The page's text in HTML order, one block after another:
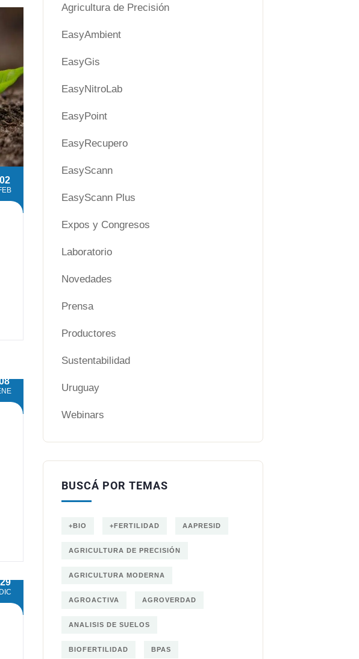
02
29
DIC
Agricultura de Precisión
EasyAmbient
EasyGis
EasyNitroLab
EasyPoint
EasyRecupero
EasyScann
EasyScann Plus
Expos y Congresos
Laboratorio
Novedades
Prensa
Productores
Sustentabilidad
Uruguay
Webinars
BUSCÁ POR TEMAS
+BIO +FERTILIDAD AAPRESID
AGRICULTURA DE PRECISIÓN
AGRICULTURA MODERNA
AGROACTIVA AGROVERDAD
ANALISIS DE SUELOS
BIOFERTILIDAD BPAS